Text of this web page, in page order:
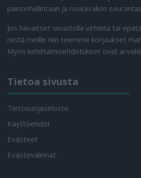
painonhallintaan ja ruokavalion
Jos havaitset sivustolla virheitä tai
niistä meille niin teemme korjaukset
Myös kehittämisehdotukset ovat
Tietoa sivusta
Tietosuojaseloste
Käyttöehdot
Evästeet
Evästevalinnat